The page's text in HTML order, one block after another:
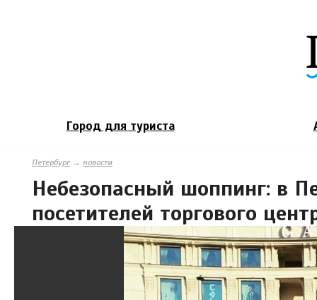
Город для туриста
Петербург→ новости
Небезопасный шоппинг: в
посетителей торгового